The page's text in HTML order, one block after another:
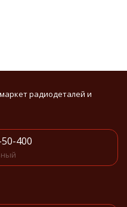
радиодеталей и
400